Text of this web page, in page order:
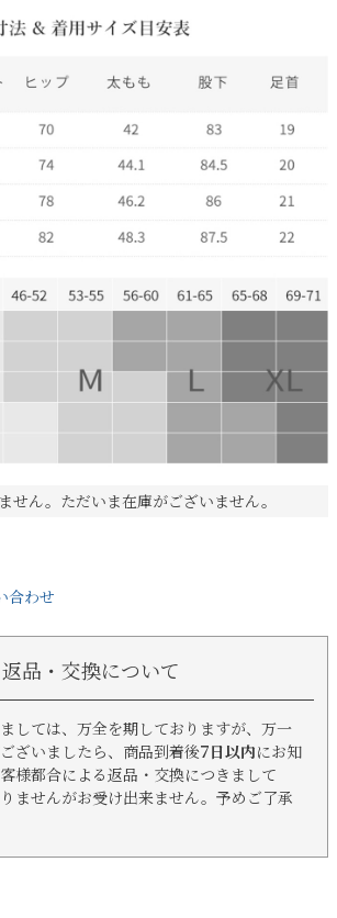
せん。ただいま在庫がございません。
合わせ
返品・交換について
しては、万全を期しておりますが、万一
ざいましたら、商品到着後7日以内にお知
様都合による返品・交換につきまして
ませんがお受け出来ません。予めご了承